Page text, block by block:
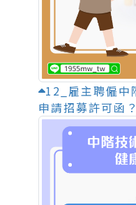
12_雇主聘僱中
申請招募許可函？